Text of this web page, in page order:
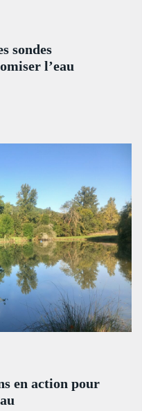
sondes
l’eau
en action pour